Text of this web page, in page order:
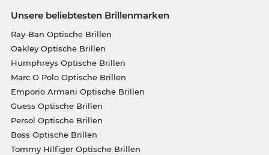
Unsere beliebtesten Brillenmarken
Ray-Ban Optische Brillen
Oakley Optische Brillen
Humphreys Optische Brillen
Marc O Polo Optische Brillen
Emporio Armani Optische Brillen
Guess Optische Brillen
Persol Optische Brillen
Boss Optische Brillen
Tommy Hilfiger Optische Brillen